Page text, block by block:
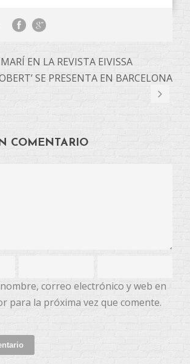
EN LA REVISTA EIVISSA
SE PRESENTA EN BARCELONA
COMENTARIO
correo electrónico y web en
para la próxima vez que comente.